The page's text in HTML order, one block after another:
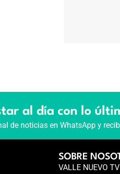
al día con lo
de noticias en WhatsApp y
SOBRE
VALLE NUEVO